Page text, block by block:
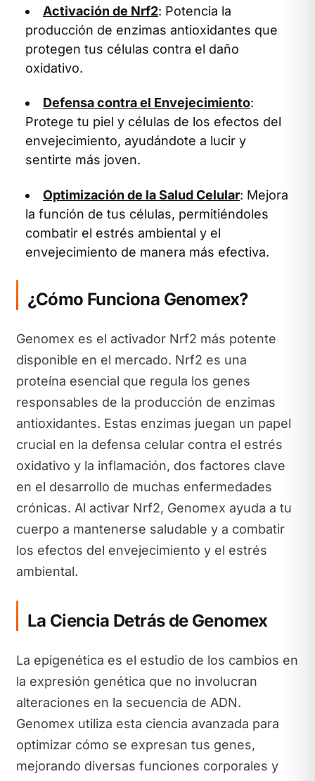
Activación de Nrf2: Potencia la
producción de enzimas antioxidantes que
protegen tus células contra el daño
oxidativo.
Defensa contra el Envejecimiento:
Protege tu piel y células de los efectos del
envejecimiento, ayudándote a lucir y
sentirte más joven.
Optimización de la Salud Celular: Mejora
la función de tus células, permitiéndoles
combatir el estrés ambiental y el
envejecimiento de manera más efectiva.
¿Cómo Funciona Genomex?
Genomex es el activador Nrf2 más potente
disponible en el mercado. Nrf2 es una
proteína esencial que regula los genes
responsables de la producción de enzimas
antioxidantes. Estas enzimas juegan un papel
crucial en la defensa celular contra el estrés
oxidativo y la inflamación, dos factores clave
en el desarrollo de muchas enfermedades
crónicas. Al activar Nrf2, Genomex ayuda a tu
cuerpo a mantenerse saludable y a combatir
los efectos del envejecimiento y el estrés
ambiental.
La Ciencia Detrás de Genomex
La epigenética es el estudio de los cambios en
la expresión genética que no involucran
alteraciones en la secuencia de ADN.
Genomex utiliza esta ciencia avanzada para
optimizar cómo se expresan tus genes,
mejorando diversas funciones corporales y